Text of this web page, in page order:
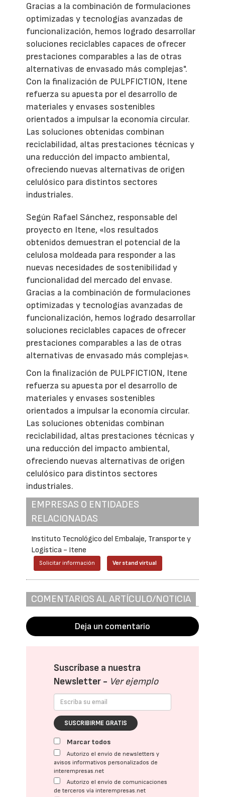
Gracias a la combinación de formulaciones
optimizadas y tecnologías avanzadas de
funcionalización, hemos logrado desarrollar
soluciones reciclables capaces de ofrecer
prestaciones comparables a las de otras
alternativas de envasado más complejas".
Con la finalización de PULPFICTION, Itene
refuerza su apuesta por el desarrollo de
materiales y envases sostenibles
orientados a impulsar la economía circular.
Las soluciones obtenidas combinan
reciclabilidad, altas prestaciones técnicas y
una reducción del impacto ambiental,
ofreciendo nuevas alternativas de origen
celulósico para distintos sectores
industriales.
Según Rafael Sánchez, responsable del
proyecto en Itene, «los resultados
obtenidos demuestran el potencial de la
celulosa moldeada para responder a las
nuevas necesidades de sostenibilidad y
funcionalidad del mercado del envase.
Gracias a la combinación de formulaciones
optimizadas y tecnologías avanzadas de
funcionalización, hemos logrado desarrollar
soluciones reciclables capaces de ofrecer
prestaciones comparables a las de otras
alternativas de envasado más complejas».
Con la finalización de PULPFICTION, Itene
refuerza su apuesta por el desarrollo de
materiales y envases sostenibles
orientados a impulsar la economía circular.
Las soluciones obtenidas combinan
reciclabilidad, altas prestaciones técnicas y
una reducción del impacto ambiental,
ofreciendo nuevas alternativas de origen
celulósico para distintos sectores
industriales.
EMPRESAS O ENTIDADES
RELACIONADAS
Instituto Tecnológico del Embalaje, Transporte y
Logística - Itene
Solicitar información Ver stand virtual
COMENTARIOS AL ARTÍCULO/NOTICIA
Deja un comentario
Suscríbase a nuestra
Newsletter - Ver ejemplo
SUSCRIBIRME GRATIS
Marcar todos
Autorizo el envío de newsletters y
avisos informativos personalizados de
interempresas.net
Autorizo el envío de comunicaciones
de terceros vía interempresas.net